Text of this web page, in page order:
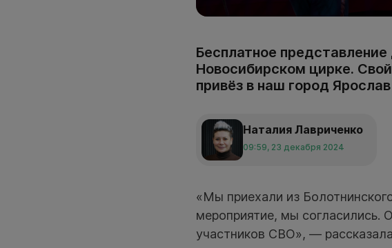
Бесплатное
Новосибирском цирке.
привёз в наш город
Наталия Лавриченко
09:59, 23 декабря 2024
«Мы приехали из
мероприятие, мы согласились.
участников СВО», —